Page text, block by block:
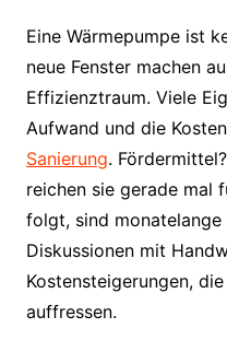
Eine Wärmepumpe ist
neue Fenster machen
Effizienztraum. Viele
Aufwand und die
Sanierung.
reichen sie gerade mal
folgt, sind monatelange
Diskussionen mit
Kostensteigerungen,
auffressen.